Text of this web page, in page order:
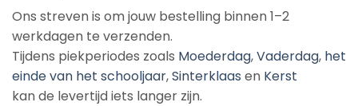
Ons streven is om jouw bestelling binnen 1–2
werkdagen te verzenden.
Tijdens piekperiodes zoals Moederdag,Vaderdag, het
einde van het schooljaar,Sinterklaas en Kerst
kan de levertijd iets langer zijn.